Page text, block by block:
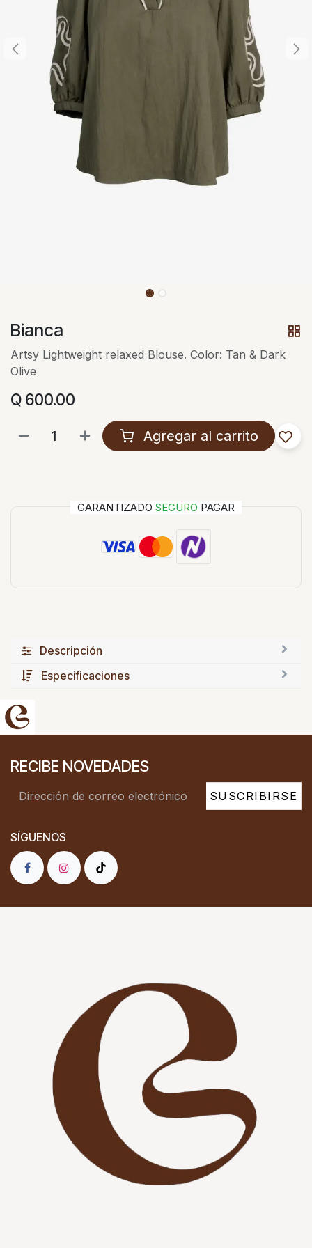
Bianca
Artsy Lightweight relaxed Blouse. Color: Tan & Dark
Olive
Q 600.00
Agregar al carrito
GARANTIZADO SEGURO PAGAR
Descripción
Especificaciones
RECIBE NOVEDADES
SUSCRIBIRSE
SÍGUENOS